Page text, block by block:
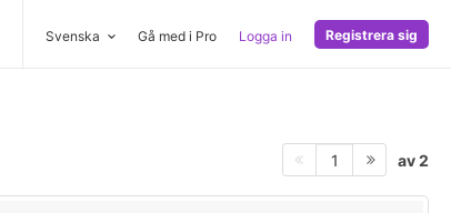
Svenska Gå med i Pro Logga in Registrera sig
1 av 2